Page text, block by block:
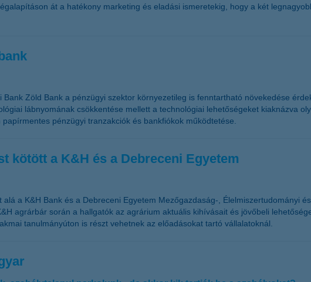
át a hatékony marketing és eladási ismeretekig, hogy a két
Bank Zöld Bank a pénzügyi szektor környezetileg is fenntartható növekedése
lábnyomának csökkentése mellett a technológiai lehetőségeket kiaknázva
pénzügyi tranzakciók és bankfiókok működtetése.
kötött a K&H és a Debreceni Egyetem
a K&H Bank és a Debreceni Egyetem Mezőgazdaság-, Élelmiszertudományi
agrárbár során a hallgatók az agrárium aktuális kihívásait és jövőbeli
tanulmányúton is részt vehetnek az előadásokat tartó vállalatoknál.